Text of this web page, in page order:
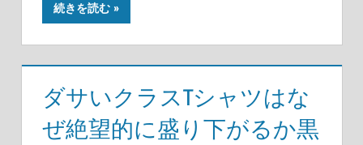
続きを読む
ダサいクラスTシャツはな
ぜ絶望的に盛り下がるか黒